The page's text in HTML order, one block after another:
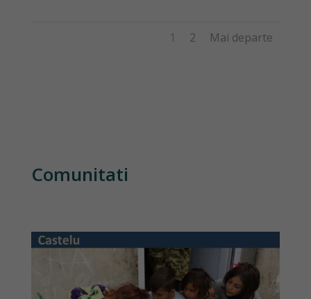
1 2 Mai departe
Comunitati